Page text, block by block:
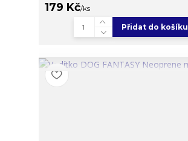
179 Kč/ks
Přidat do košíku